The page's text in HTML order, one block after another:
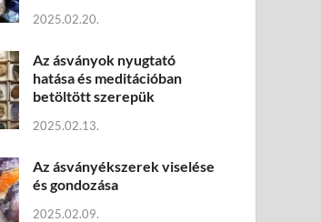
2025.02.20.
Az ásványok nyugtató
hatása és meditációban
betöltött szerepük
2025.02.13.
Az ásványékszerek viselése
és gondozása
2025.02.09.